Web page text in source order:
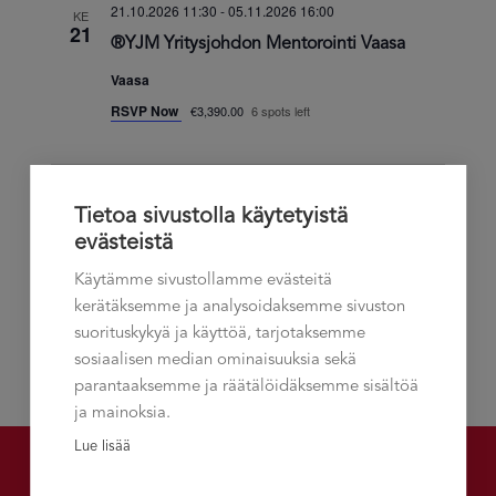
Näkymät
KE
21 ®YJM Yritysjohdon Mentorointi Vaasa
21.10.2026 11:30 -05.11.2026 16:00
Vaasa
RSVP Now
€3,390.00 6 spots left
Edelliset Tapahtumat
Tilaa kalenteriin
Tietoa sivustolla käytetyistä
evästeistä
Käytämme sivustollamme evästeitä
kerätäksemme ja analysoidaksemme sivuston
suorituskykyä ja käyttöä, tarjotaksemme
sosiaalisen median ominaisuuksia sekä
parantaaksemme ja räätälöidäksemme sisältöä
ja mainoksia.
Lue lisää